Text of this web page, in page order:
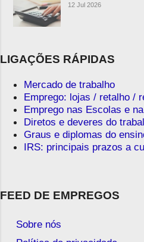
12 Jul 2026
LIGAÇÕES RÁPIDAS
Mercado de trabalho
Emprego: lojas / retalho /
Emprego nas Escolas e
Diretos e deveres do
Graus e diplomas do
IRS: principais prazos a
FEED DE EMPREGOS
Sobre nós